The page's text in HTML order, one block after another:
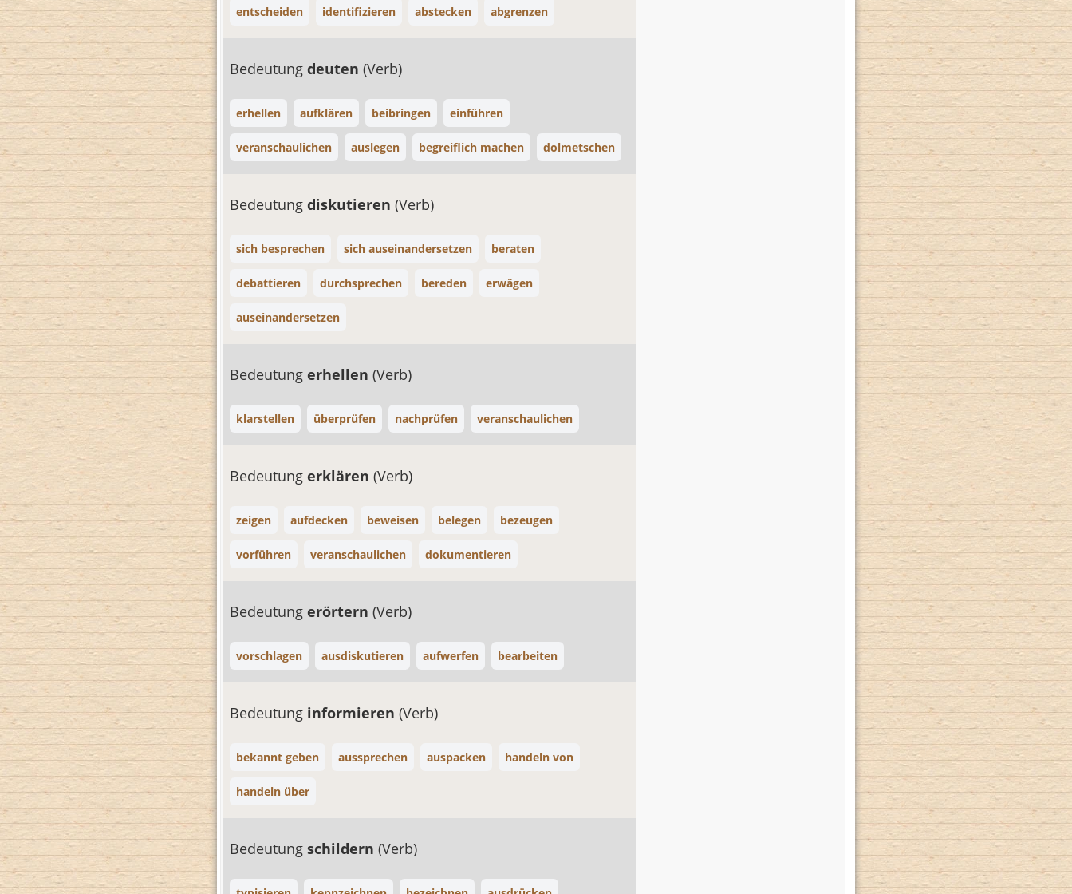
entscheiden identifizieren abstecken abgrenzen
Bedeutung deuten (Verb)
erhellen aufklären beibringen einführen
veranschaulichen auslegen begreiflich machen dolmetschen
Bedeutung diskutieren (Verb)
sich besprechen sich auseinandersetzen beraten
debattieren durchsprechen bereden erwägen
auseinandersetzen
Bedeutung erhellen (Verb)
klarstellen überprüfen nachprüfen veranschaulichen
Bedeutung erklären (Verb)
zeigen aufdecken beweisen belegen bezeugen
vorführen veranschaulichen dokumentieren
Bedeutung erörtern (Verb)
vorschlagen ausdiskutieren aufwerfen bearbeiten
Bedeutung informieren (Verb)
bekannt geben aussprechen auspacken handeln von
handeln über
Bedeutung schildern (Verb)